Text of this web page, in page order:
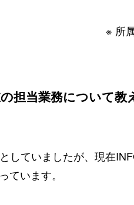
※ 所
担当業務について教
していましたが、現在
ています。